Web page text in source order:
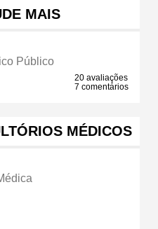
MAIS
Público
20 avaliações
7 comentários
MÉDICOS